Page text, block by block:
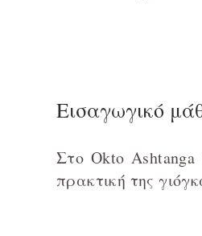
Εισαγωγικό
Στο Okto
πρακτική της